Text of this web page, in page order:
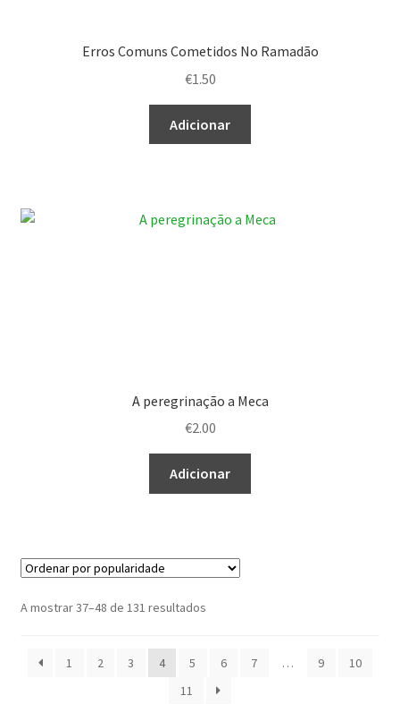
Erros Comuns Cometidos No Ramadão
€1.50
Adicionar
A peregrinação a Meca
€2.00
Adicionar
A mostrar 37–48 de 131 resultadosOrdenado
1
2 3 4 5 6 7 … 9
10
11